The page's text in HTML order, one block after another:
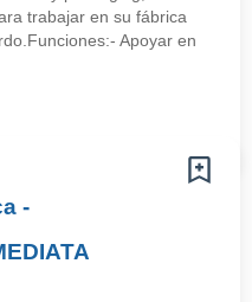
trabajar en su fábrica
Apoyar en
-